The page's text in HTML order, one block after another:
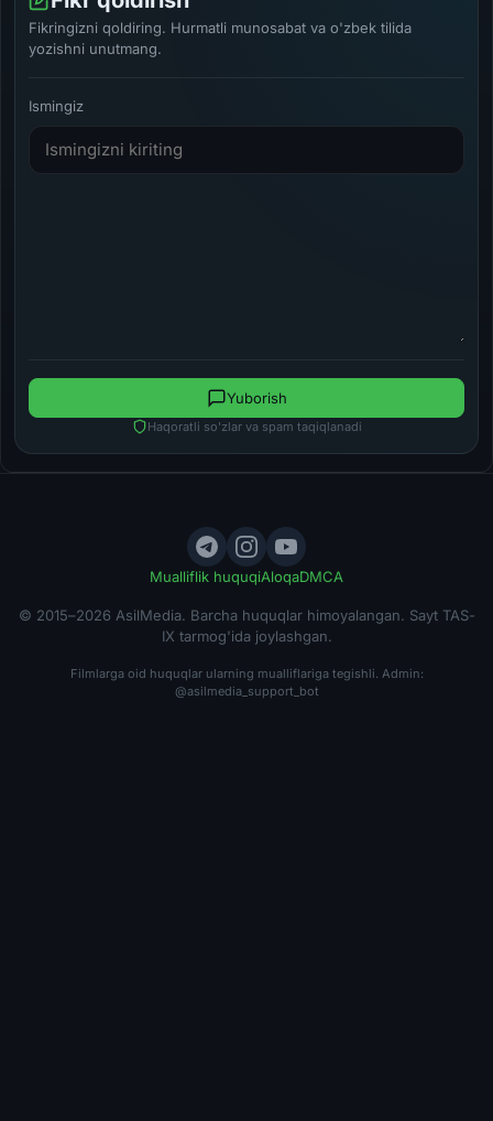
Fikringizni qoldiring. Hurmatli munosabat va o'zbek tilida
yozishni unutmang.
Ismingiz
Haqoratli so'zlar va spam taqiqlanadi
Yuborish
Mualliflik huquqiAloqaDMCA
© 2015–2026 AsilMedia. Barcha huquqlar himoyalangan. Sayt TAS-
IX tarmog'ida joylashgan.
Filmlarga oid huquqlar ularning mualliflariga tegishli. Admin:
@asilmedia_support_bot